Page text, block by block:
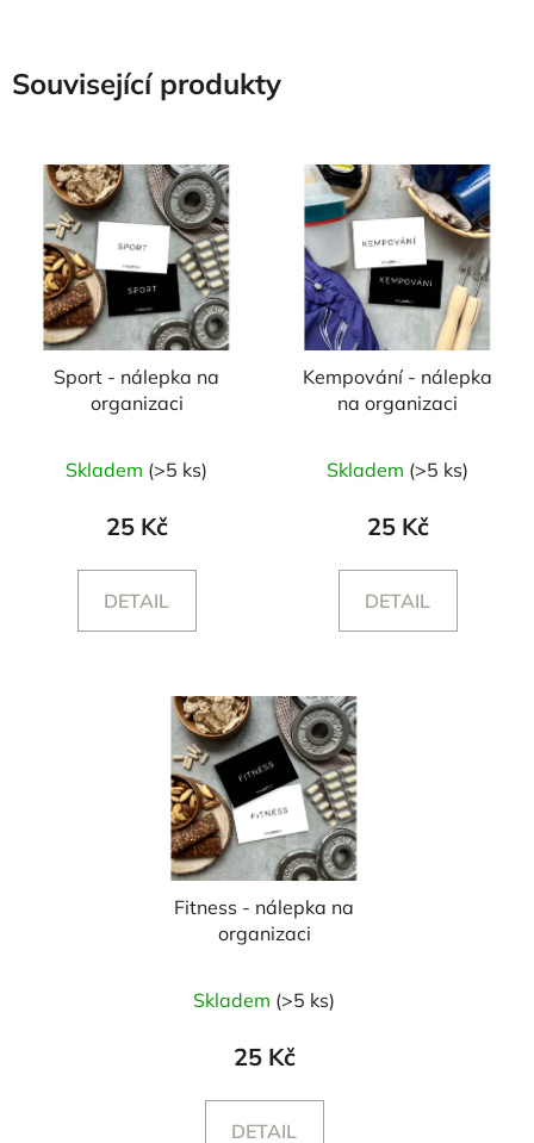
Související produkty
Sport - nálepka na
organizaci
Skladem (>5 ks)
25 Kč
DETAIL
Kempování - nálepka
na organizaci
Skladem (>5 ks)
25 Kč
DETAIL
Fitness - nálepka na
organizaci
Skladem (>5 ks)
25 Kč
DETAIL